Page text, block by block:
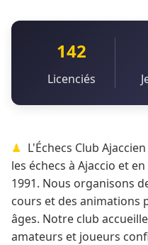
142
Licenciés
L'Échecs Club
les échecs à Ajaccio et
1991. Nous organisons
cours et des animations
âges. Notre club
amateurs et joueurs